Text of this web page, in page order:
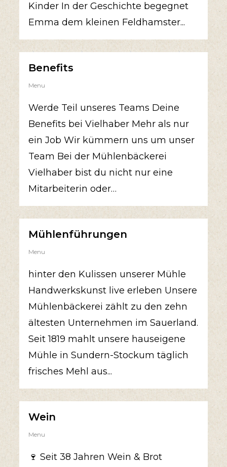
Kinder In der Geschichte begegnet
Emma dem kleinen Feldhamster...
Benefits
Menu
Werde Teil unseres Teams Deine
Benefits bei Vielhaber Mehr als nur
ein Job Wir kümmern uns um unser
Team Bei der Mühlenbäckerei
Vielhaber bist du nicht nur eine
Mitarbeiterin oder…
Mühlenführungen
Menu
hinter den Kulissen unserer Mühle
Handwerkskunst live erleben Unsere
Mühlenbäckerei zählt zu den zehn
ältesten Unternehmen im Sauerland.
Seit 1819 mahlt unsere hauseigene
Mühle in Sundern-Stockum täglich
frisches Mehl aus...
Wein
Menu
🍷 Seit 38 Jahren Wein & Brot